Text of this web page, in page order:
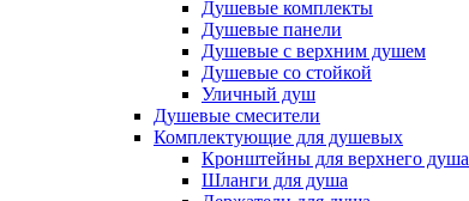
Душевые комплекты
Душевые панели
Душевые с верхним душем
Душевые со стойкой
Уличный душ
Душевые смесители
Комплектующие для душевых
Кронштейны для верхнего душа
Шланги для душа